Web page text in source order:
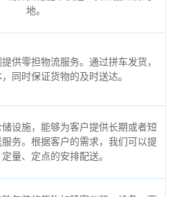
地。
供零担物流服务。通过拼车发货，
同时保证货物的及时送达。
设施，能够为客户提供长期或者短
务。根据客户的需求，我们可以提
量、定点的安排配送。